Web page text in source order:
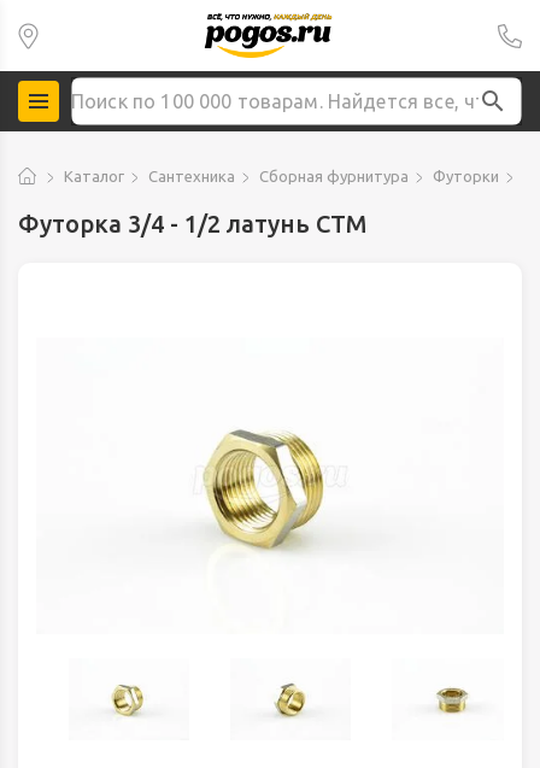
Каталог Сантехника Сборная фурнитура Футорки
Футорка 3/4 - 1/2 латунь CTM